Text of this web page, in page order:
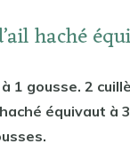
haché
1 gousse. 2
équivaut à